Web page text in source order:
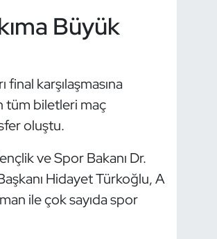
Büyük
karşılaşmasına
tüm biletleri maç
oluştu.
ve Spor Bakanı Dr.
Hidayet Türkoğlu, A
ile çok sayıda spor